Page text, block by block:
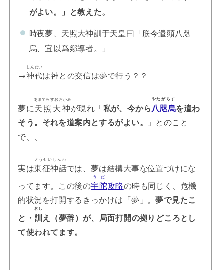
がよい。」と教えた。
時夜夢、天照大神訓于天皇曰「朕今遣頭八咫
烏、宜以爲鄕導者。」
→神代
じんだい
は神との交信は夢で行う？？
夢に天照大神
あまてらすおおかみ
が現れ「私が、 今から八咫烏
やたがらす
を遣わ
そう。それを道案内とするがよい。
」とのこと
で、、
実は東征神話
とうせいしんわ
では、夢は結構大事な位置づけにな
ってます。この後の宇陀
うだ
攻略の時も同じく、危機
的状況を打開するきっかけは「夢」。夢で見たこ
と・ 訓
おし
え（夢辞）が、局面打開の拠りどころとし
て使われてます。